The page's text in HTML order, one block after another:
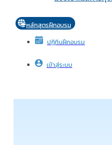
หลักสูตรฝึกอบรม
ปฎิทินฝึกอบรม
เข้าสู่ระบบ